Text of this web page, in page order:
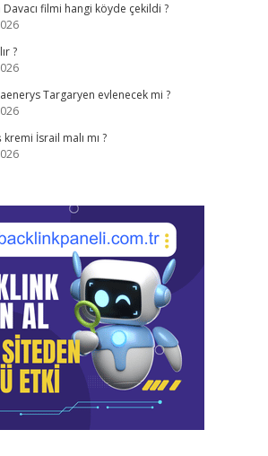
Davacı filmi hangi köyde çekildi ?
?
Targaryen evlenecek mi ?
İsrail malı mı ?